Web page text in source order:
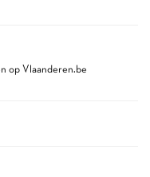
op Vlaanderen.be